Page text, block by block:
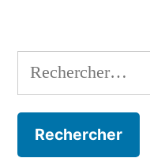
Rechercher :